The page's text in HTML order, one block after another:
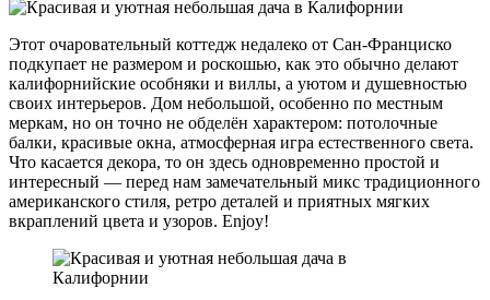
Этот очаровательный коттедж недалеко от Сан-Франциско
подкупает не размером и роскошью, как это обычно делают
калифорнийские особняки и виллы, а уютом и душевностью
своих интерьеров. Дом небольшой, особенно по местным
меркам, но он точно не обделён характером: потолочные
балки, красивые окна, атмосферная игра естественного света.
Что касается декора, то он здесь одновременно простой и
интересный — перед нам замечательный микс традиционного
американского стиля, ретро деталей и приятных мягких
вкраплений цвета и узоров. Enjoy!